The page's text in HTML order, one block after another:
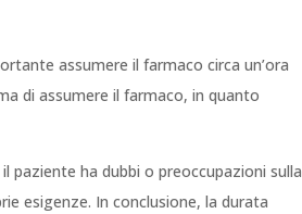
assumere il farmaco circa un’ora
di assumere il farmaco, in quanto
paziente ha dubbi o preoccupazioni sulla
esigenze. In conclusione, la durata